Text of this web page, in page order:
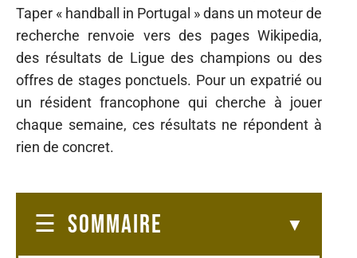
Taper « handball in Portugal » dans un moteur de
recherche renvoie vers des pages Wikipedia,
des résultats de Ligue des champions ou des
offres de stages ponctuels. Pour un expatrié ou
un résident francophone qui cherche à jouer
chaque semaine, ces résultats ne répondent à
rien de concret.
SOMMAIRE